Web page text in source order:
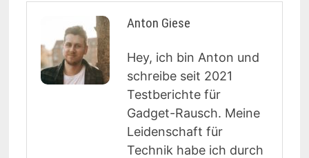
Anton Giese
Hey, ich bin Anton und
schreibe seit 2021
Testberichte für
Gadget-Rausch. Meine
Leidenschaft für
Technik habe ich durch